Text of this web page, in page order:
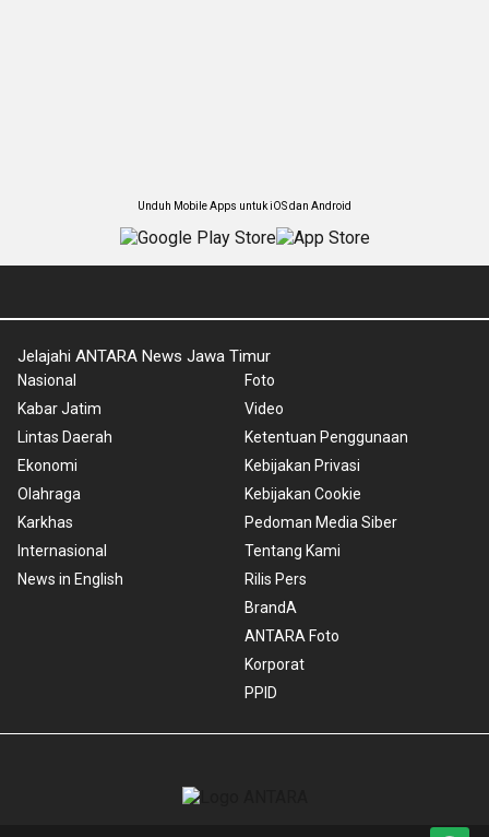
Unduh Mobile Apps untuk iOS dan Android
Jelajahi ANTARA News Jawa Timur
Nasional
Kabar Jatim
Lintas Daerah
Ekonomi
Olahraga
Karkhas
Internasional
News in English
Foto
Video
Ketentuan Penggunaan
Kebijakan Privasi
Kebijakan Cookie
Pedoman Media Siber
Tentang Kami
Rilis Pers
BrandA
ANTARA Foto
Korporat
PPID